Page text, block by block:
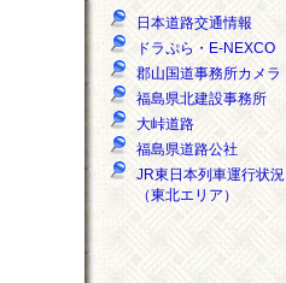
日本道路交通情報
ドラぷら・E-NEXCO
郡山国道事務所カメラ
福島県北建設事務所
大峠道路
福島県道路公社
JR東日本列車運行状況
（東北エリア）